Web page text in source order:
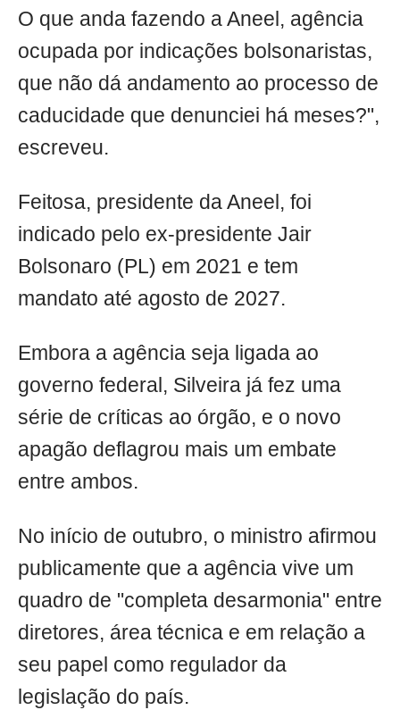
O que anda fazendo a Aneel, agência
ocupada por indicações bolsonaristas,
que não dá andamento ao processo de
caducidade que denunciei há meses?",
escreveu.
Feitosa, presidente da Aneel, foi
indicado pelo ex-presidente Jair
Bolsonaro (PL) em 2021 e tem
mandato até agosto de 2027.
Embora a agência seja ligada ao
governo federal, Silveira já fez uma
série de críticas ao órgão, e o novo
apagão deflagrou mais um embate
entre ambos.
No início de outubro, o ministro afirmou
publicamente que a agência vive um
quadro de "completa desarmonia" entre
diretores, área técnica e em relação a
seu papel como regulador da
legislação do país.